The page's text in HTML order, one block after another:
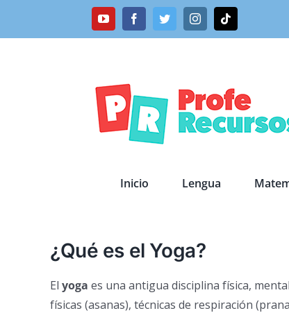
YouTubeFacebookTwitterInstagramTiktok
Inicio Lengua
¿Qué es el Yoga?
El yoga es una antigua disciplina física,
físicas (asanas), técnicas de respiración